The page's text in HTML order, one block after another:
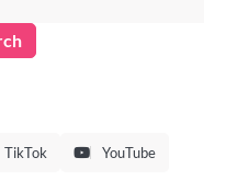
TikTok YouTube